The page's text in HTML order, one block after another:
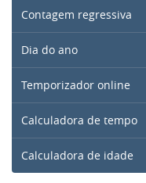
Contagem regressiva
Dia do ano
Temporizador online
Calculadora de tempo
Calculadora de idade